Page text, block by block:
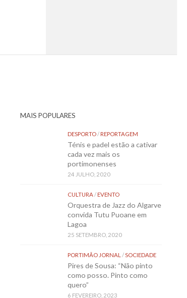
MAIS POPULARES
DESPORTO/REPORTAGEM
Ténis e padel estão a cativar
cada vez mais os
portimonenses
24 JULHO, 2020
CULTURA/EVENTO
Orquestra de Jazz do Algarve
convida Tutu Puoane em
Lagoa
25 SETEMBRO, 2020
PORTIMÃO JORNAL /SOCIEDADE
Pires de Sousa: “Não pinto
como posso. Pinto como
quero”
6 FEVEREIRO, 2023